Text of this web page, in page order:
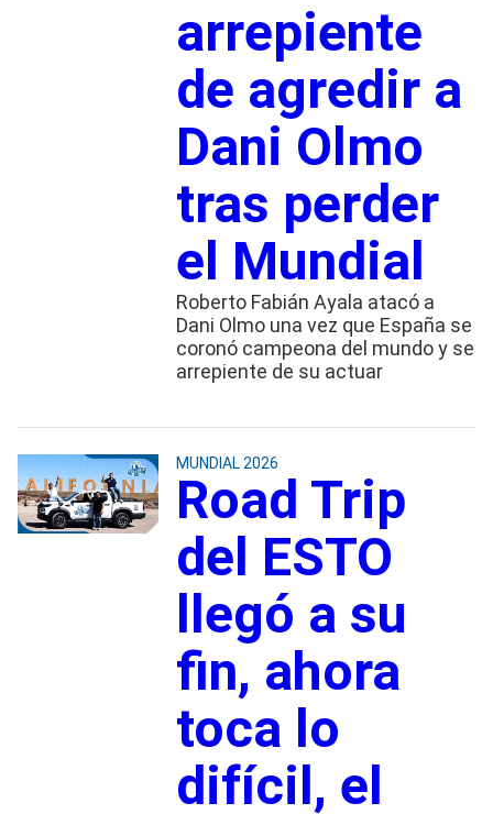
arrepiente
de agredir a
Dani Olmo
tras perder
el Mundial
Roberto Fabián Ayala atacó a
Dani Olmo una vez que España se
coronó campeona del mundo y se
arrepiente de su actuar
MUNDIAL 2026
Road Trip
del ESTO
llegó a su
fin, ahora
toca lo
difícil, el